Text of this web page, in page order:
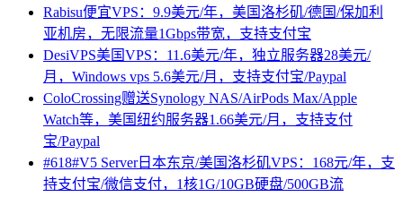
Rabisu便宜VPS：9.9美元/年，美国洛杉矶/德国/保加利
亚机房，无限流量1Gbps带宽，支持支付宝
DesiVPS美国VPS：11.6美元/年，独立服务器28美元/
月，Windows vps 5.6美元/月，支持支付宝/Paypal
ColoCrossing赠送Synology NAS/AirPods Max/Apple
Watch等，美国纽约服务器1.66美元/月，支持支付
宝/Paypal
#618#V5 Server日本东京/美国洛杉矶VPS：168元/年，支
持支付宝/微信支付，1核1G/10GB硬盘/500GB流